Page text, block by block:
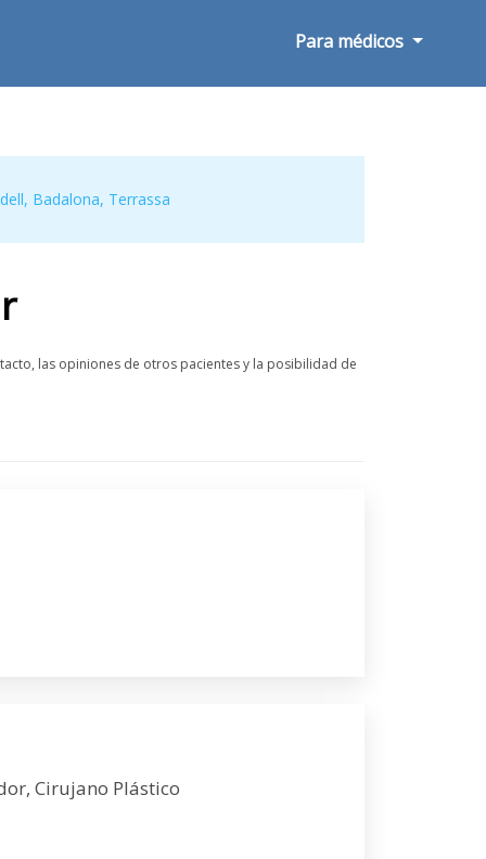
Para médicos
, Badalona, Terrassa
las opiniones de otros pacientes y la posibilidad de
Cirujano Plástico